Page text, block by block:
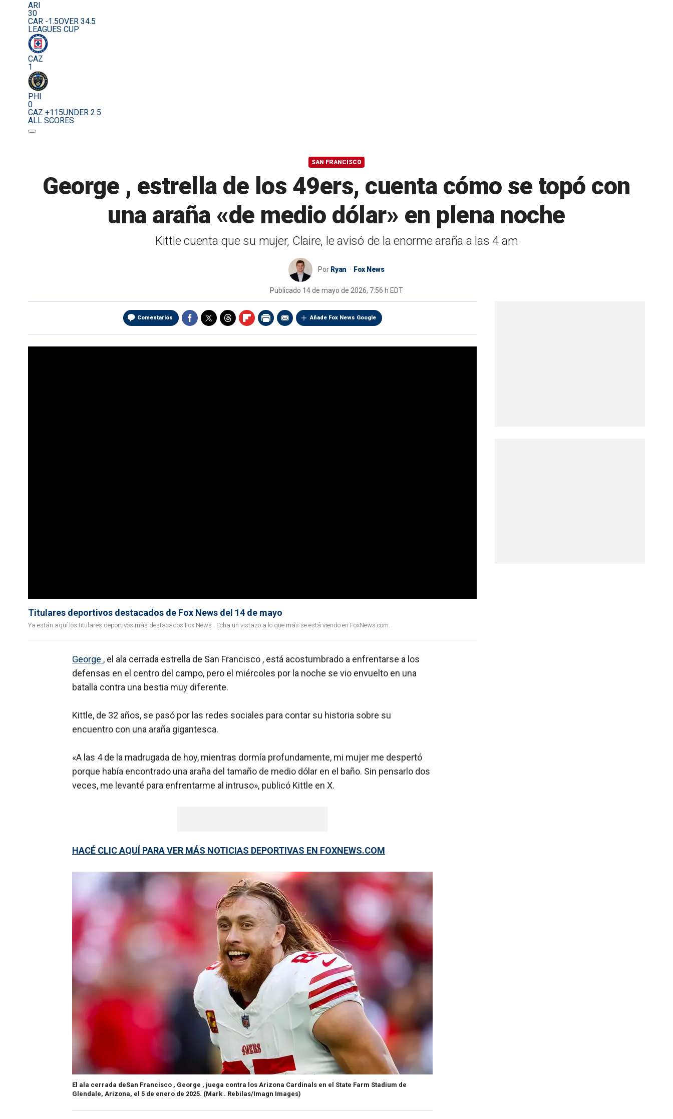
ARI
30
CAR -1.5OVER 34.5
LEAGUES CUP
CAZ
1
PHI
0
CAZ +115UNDER 2.5
ALL SCORES
SAN FRANCISCO
George , estrella de los 49ers, cuenta cómo se topó con
una araña «de medio dólar» en plena noche
Kittle cuenta que su mujer, Claire, le avisó de la enorme araña a las 4 am
Por Ryan Fox News
Publicado 14 de mayo de 2026, 7:56 h EDT
Comentarios Añade Fox News Google
Titulares deportivos destacados de Fox News del 14 de mayo
Ya están aquí los titulares deportivos más destacados Fox News . Echa un vistazo a lo que más se está viendo en FoxNews.com.
George , el ala cerrada estrella de San Francisco , está acostumbrado a enfrentarse a los
defensas en el centro del campo, pero el miércoles por la noche se vio envuelto en una
batalla contra una bestia muy diferente.
Kittle, de 32 años, se pasó por las redes sociales para contar su historia sobre su
encuentro con una araña gigantesca.
«A las 4 de la madrugada de hoy, mientras dormía profundamente, mi mujer me despertó
porque había encontrado una araña del tamaño de medio dólar en el baño. Sin pensarlo dos
veces, me levanté para enfrentarme al intruso», publicó Kittle en X.
HACÉ CLIC AQUÍ PARA VER MÁS NOTICIAS DEPORTIVAS EN FOXNEWS.COM
El ala cerrada deSan Francisco , George , juega contra los Arizona Cardinals en el State Farm Stadium de
Glendale, Arizona, el 5 de enero de 2025. (Mark . Rebilas/Imagn Images)